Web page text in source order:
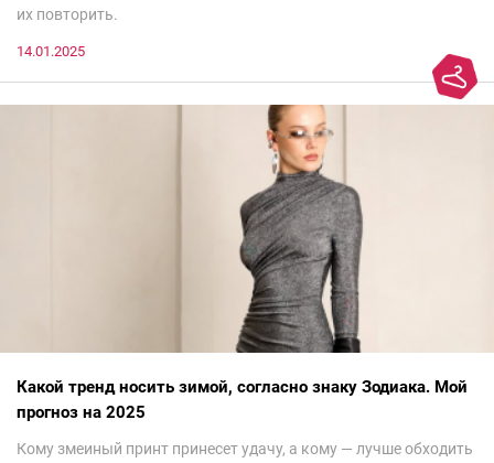
их повторить.
14.01.2025
Какой тренд носить зимой, согласно знаку Зодиака. Мой
прогноз на 2025
Кому змеиный принт принесет удачу, а кому — лучше обходить